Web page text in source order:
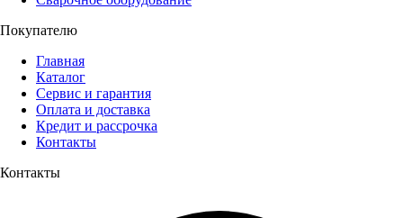
Покупателю
Главная
Каталог
Сервис и гарантия
Оплата и доставка
Кредит и рассрочка
Контакты
Контакты